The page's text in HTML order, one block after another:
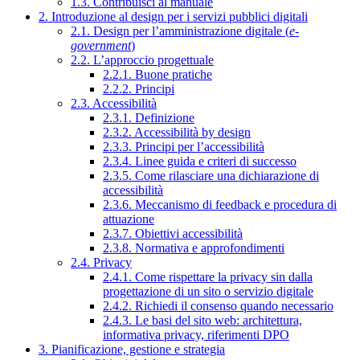
2. Introduzione al design per i servizi pubblici digitali
2.1. Design per l’amministrazione digitale (e-
government)
2.2. L’approccio progettuale
2.2.1. Buone pratiche
2.2.2. Principi
2.3. Accessibilità
2.3.1. Definizione
2.3.2. Accessibilità by design
2.3.3. Principi per l’accessibilità
2.3.4. Linee guida e criteri di successo
2.3.5. Come rilasciare una dichiarazione di
accessibilità
2.3.6. Meccanismo di feedback e procedura di
attuazione
2.3.7. Obiettivi accessibilità
2.3.8. Normativa e approfondimenti
2.4. Privacy
2.4.1. Come rispettare la privacy sin dalla
progettazione di un sito o servizio digitale
2.4.2. Richiedi il consenso quando necessario
2.4.3. Le basi del sito web: architettura,
informativa privacy, riferimenti DPO
3. Pianificazione, gestione e strategia